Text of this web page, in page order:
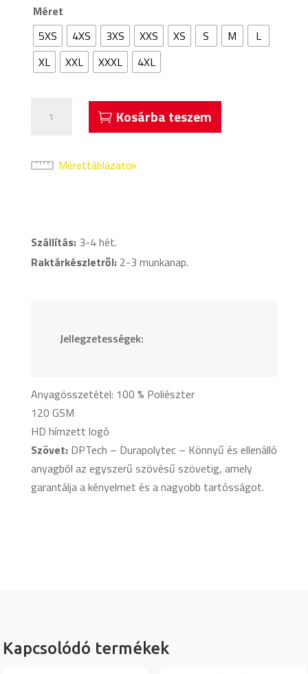
Méret
5XS
4XS 3XS XXS XS S M
L
XL
XXL XXXL 4XL
Atlantis
Fekete
Kosárba teszem
Mérettáblázatok
Szállítás:3-4 hét.
Raktárkészletről:2-3 munkanap.
Jellegzetességek:
Anyagösszetétel: 100 % Poliészter
120 GSM
HD hímzett logó
Szövet:DPTech – Durapolytec – Könnyű és ellenálló
anyagból az egyszerű szövésű szövetig, amely
garantálja a kényelmet és a nagyobb tartósságot.
Kapcsolódó termékek